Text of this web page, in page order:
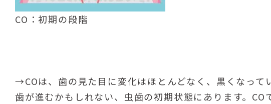
CO：初期の段階
→COは、歯の見た目に変化はほとんどなく、黒くなって
歯が進むかもしれない、虫歯の初期状態にあります。CO